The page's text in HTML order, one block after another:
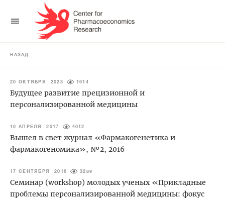
НАЗАД
20 ОКТЯБРЯ 2023 1614
Будущее развитие прецизионной и
персонализированной медицины
10 АПРЕЛЯ 2017 4012
Вышел в свет журнал «Фармакогенетика и
фармакогеномика», №2, 2016
17 СЕНТЯБРЯ 2016 3289
Семинар (workshop) молодых ученых «Прикладные
проблемы персонализированной медицины: фокус